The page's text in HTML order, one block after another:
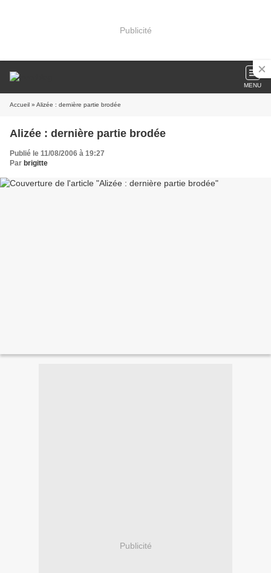
Publicité
MENU
Accueil » Alizée : dernière partie brodée
Alizée : dernière partie brodée
Publié le 11/08/2006 à 19:27
Par brigitte
Publicité